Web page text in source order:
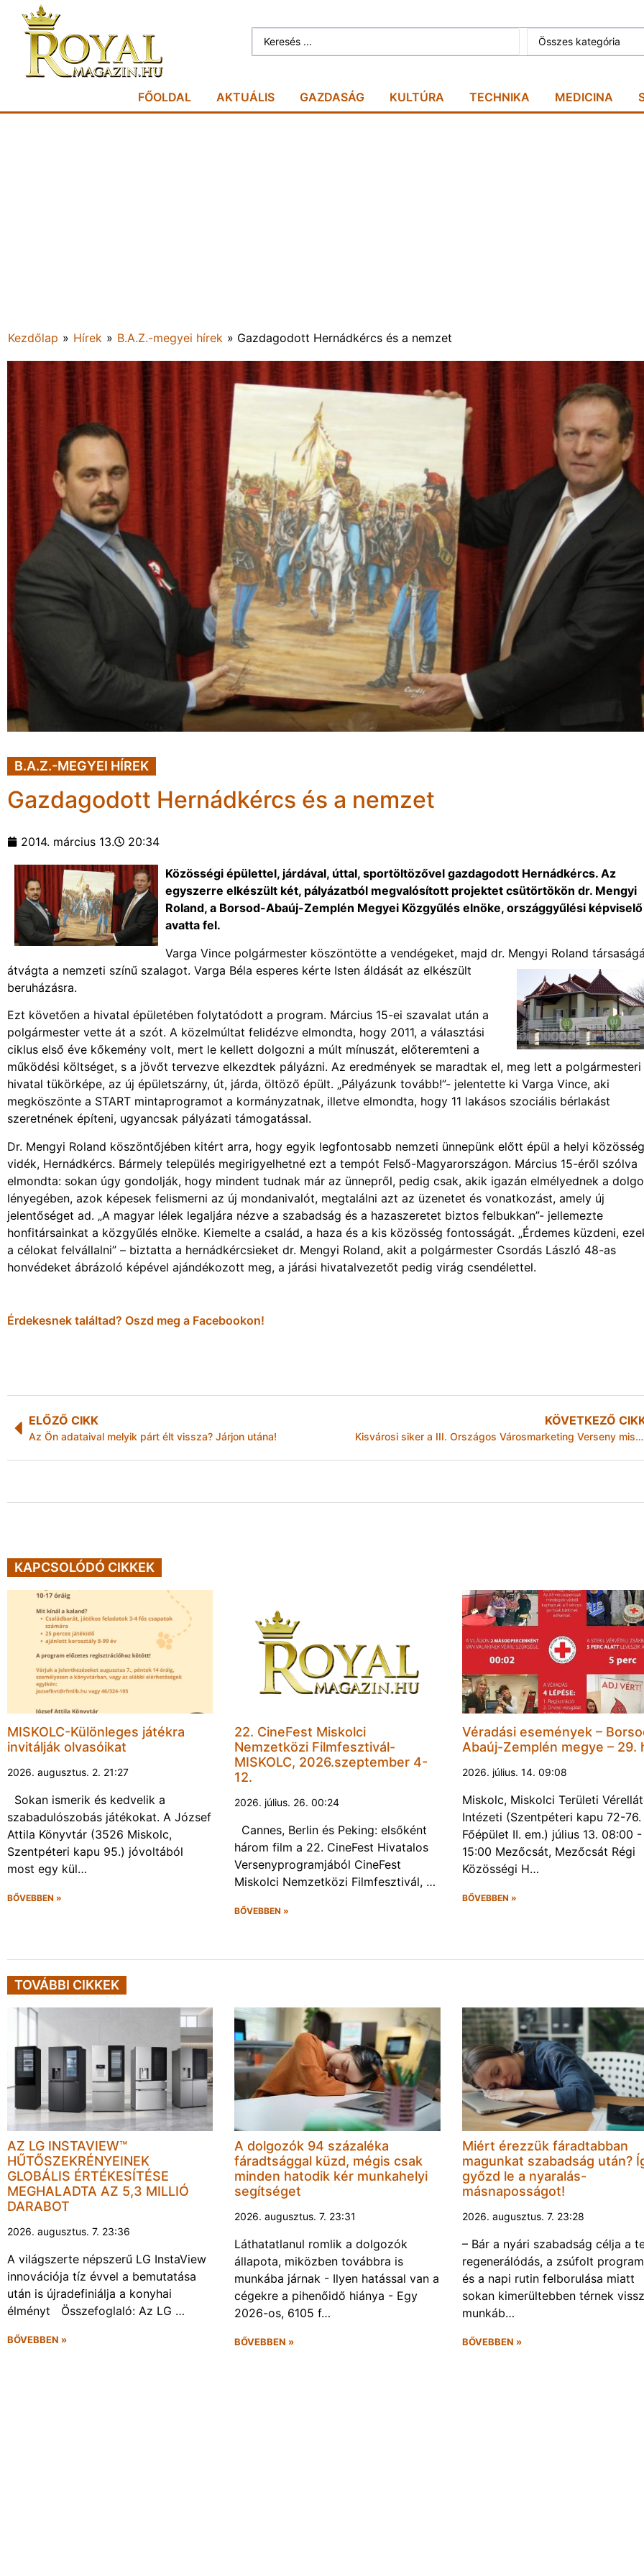
Összes kategória
FŐOLDAL AKTUÁLIS GAZDASÁG KULTÚRA TECHNIKA MEDICINA
Kezdőlap » Hírek » B.A.Z.-megyei hírek » Gazdagodott Hernádkércs és a nemzet
B.A.Z.-MEGYEI HÍREK
Gazdagodott Hernádkércs és a nemzet
2014. március 13. 20:34
Közösségi épülettel, járdával, úttal, sportöltözővel gazdagodott Hernádkércs. Az
egyszerre elkészült két, pályázatból megvalósított projektet csütörtökön dr. Mengyi
Roland, a Borsod-Abaúj-Zemplén Megyei Közgyűlés elnöke, országgyűlési képviselő
avatta fel.
Varga Vince polgármester köszöntötte a vendégeket, majd dr. Mengyi Roland
átvágta a nemzeti színű szalagot. Varga Béla esperes kérte Isten áldását az elkészült
beruházásra.
Ezt követően a hivatal épületében folytatódott a program. Március 15-ei szavalat után a
polgármester vette át a szót. A közelmúltat felidézve elmondta, hogy 2011, a választási
ciklus első éve kőkemény volt, mert le kellett dolgozni a múlt mínuszát, előteremteni a
működési költséget, s a jövőt tervezve elkezdtek pályázni. Az eredmények se maradtak el, meg lett a polgármesteri
hivatal tükörképe, az új épületszárny, út, járda, öltöző épült. „Pályázunk tovább!”- jelentette ki Varga Vince, aki
megköszönte a START mintaprogramot a kormányzatnak, illetve elmondta, hogy 11 lakásos szociális bérlakást
szeretnének építeni, ugyancsak pályázati támogatással.
Dr. Mengyi Roland köszöntőjében kitért arra, hogy egyik legfontosabb nemzeti ünnepünk előtt épül a helyi
vidék, Hernádkércs. Bármely település megirigyelhetné ezt a tempót Felső-Magyarországon. Március 15-éről szólva
elmondta: sokan úgy gondolják, hogy mindent tudnak már az ünnepről, pedig csak, akik igazán elmélyednek a
lényegében, azok képesek felismerni az új mondanivalót, megtalálni azt az üzenetet és vonatkozást, amely új
jelentőséget ad. „A magyar lélek legaljára nézve a szabadság és a hazaszeretet biztos felbukkan”- jellemezte
honfitársainkat a közgyűlés elnöke. Kiemelte a család, a haza és a kis közösség fontosságát. „Érdemes küzdeni,
a célokat felvállalni” – biztatta a hernádkércsieket dr. Mengyi Roland, akit a polgármester Csordás László 48-as
honvédeket ábrázoló képével ajándékozott meg, a járási hivatalvezetőt pedig virág csendélettel.
Érdekesnek találtad? Oszd meg a Facebookon!
ELŐZŐ CIKK
Az Ön adataival melyik párt élt vissza? Járjon utána!
KÖVETKEZŐ
Kisvárosi siker a III. Országos Városmarketing Verseny miskolci döntőjén
KAPCSOLÓDÓ CIKKEK
MISKOLC-Különleges játékra
invitálják olvasóikat
2026. augusztus. 2. 21:27
Sokan ismerik és kedvelik a
szabadulószobás játékokat. A József
Attila Könyvtár (3526 Miskolc,
Szentpéteri kapu 95.) jóvoltából
most egy kül…
BŐVEBBEN »
22. CineFest Miskolci
Nemzetközi Filmfesztivál-
MISKOLC, 2026.szeptember 4-
12.
2026. július. 26. 00:24
Cannes, Berlin és Peking: elsőként
három film a 22. CineFest Hivatalos
Versenyprogramjából CineFest
Miskolci Nemzetközi Filmfesztivál, …
BŐVEBBEN »
Véradási események –
Abaúj-Zemplén megye – 29.
2026. július. 14. 09:08
Miskolc, Miskolci Területi
Intézeti (Szentpéteri kapu 72-76.
Főépület II. em.) július 13. 08:00 -
15:00 Mezőcsát, Mezőcsát Régi
Közösségi H…
BŐVEBBEN »
TOVÁBBI CIKKEK
AZ LG INSTAVIEW™
HŰTŐSZEKRÉNYEINEK
GLOBÁLIS ÉRTÉKESÍTÉSE
MEGHALADTA AZ 5,3 MILLIÓ
DARABOT
2026. augusztus. 7. 23:36
A világszerte népszerű LG InstaView
innovációja tíz évvel a bemutatása
után is újradefiniálja a konyhai
élményt Összefoglaló: Az LG …
BŐVEBBEN »
A dolgozók 94 százaléka
fáradtsággal küzd, mégis csak
minden hatodik kér munkahelyi
segítséget
2026. augusztus. 7. 23:31
Láthatatlanul romlik a dolgozók
állapota, miközben továbbra is
munkába járnak - Ilyen hatással van a
cégekre a pihenőidő hiánya - Egy
2026-os, 6105 f…
BŐVEBBEN »
Miért érezzük fáradtabban
magunkat szabadság után?
győzd le a nyaralás-
másnaposságot!
2026. augusztus. 7. 23:28
– Bár a nyári szabadság célja a
regenerálódás, a zsúfolt
és a napi rutin felborulása miatt
sokan kimerültebben térnek
munkáb…
BŐVEBBEN »